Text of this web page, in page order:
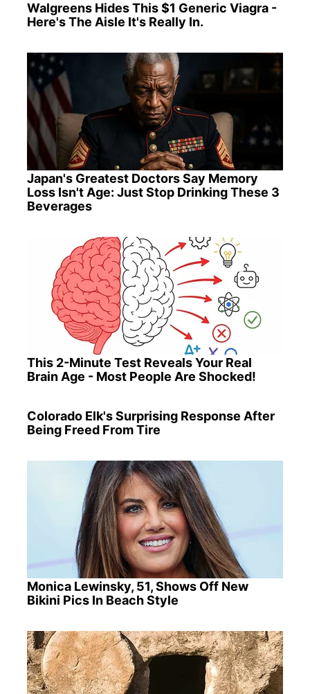
Walgreens Hides This $1 Generic Viagra -
Here's The Aisle It's Really In.
Japan's Greatest Doctors Say Memory
Loss Isn't Age: Just Stop Drinking These 3
Beverages
This 2-Minute Test Reveals Your Real
Brain Age - Most People Are Shocked!
Colorado Elk's Surprising Response After
Being Freed From Tire
Monica Lewinsky, 51, Shows Off New
Bikini Pics In Beach Style